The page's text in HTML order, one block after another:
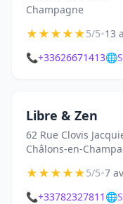
Champagne
★★★★★5/5•13
📞+33626671413🌐
Libre & Zen
62 Rue Clovis
Châlons-en-
★★★★★5/5•7
📞+33782327811 🌐